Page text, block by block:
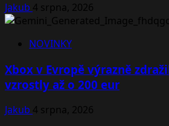
Jakub 4 srpna, 2026
NOVINKY
Xbox v Evropě výrazně
vzrostly až o 200 eur
Jakub 4 srpna, 2026